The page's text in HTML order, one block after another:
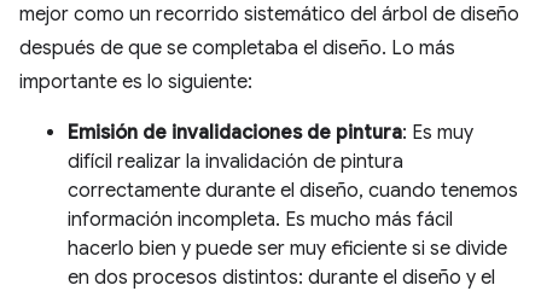
mejor como un recorrido sistemático del árbol de diseño
después de que se completaba el diseño. Lo más
importante es lo siguiente:
Emisión de invalidaciones de pintura: Es muy
difícil realizar la invalidación de pintura
correctamente durante el diseño, cuando tenemos
información incompleta. Es mucho más fácil
hacerlo bien y puede ser muy eficiente si se divide
en dos procesos distintos: durante el diseño y el